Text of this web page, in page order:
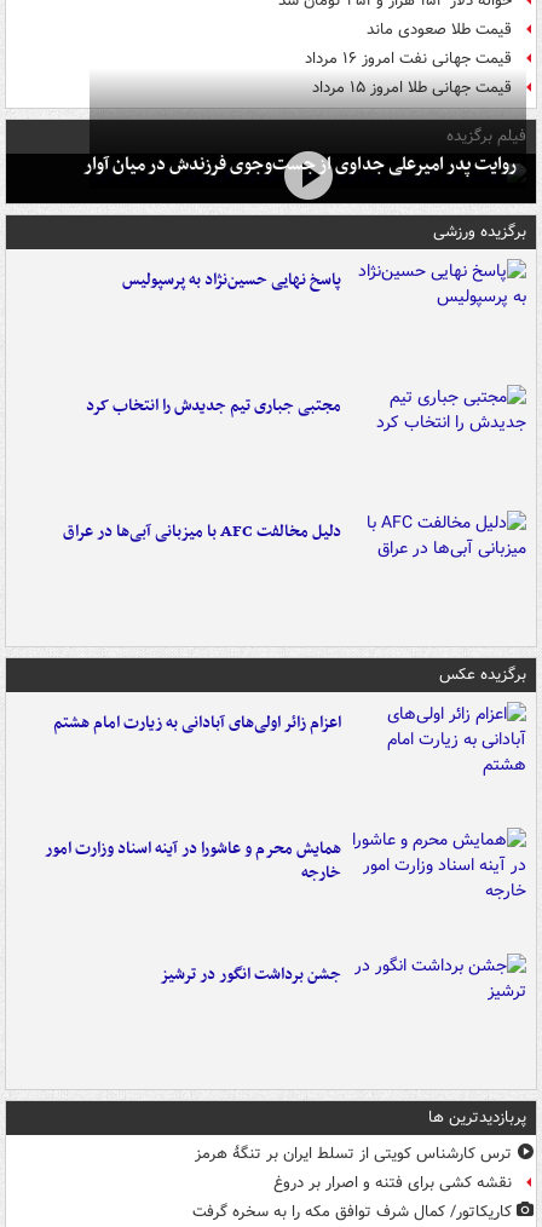
قیمت طلا صعودی ماند
قیمت جهانی نفت امروز ۱۶ مرداد
قیمت جهانی طلا امروز ۱۵ مرداد
فیلم برگزیده
روایت پدر امیرعلی جداوی از جست‌وجوی فرزندش در میان آوار
برگزیده ورزشی
پاسخ نهایی حسین‌نژاد به پرسپولیس
مجتبی جباری تیم جدیدش را انتخاب کرد
دلیل مخالفت AFC با میزبانی آبی‌ها در عراق
برگزیده عکس
اعزام زائر اولی‌های آبادانی به زیارت امام هشتم
همایش محرم و عاشورا در آینه اسناد وزارت امور
خارجه
جشن برداشت انگور در ترشیز
پربازدیدترین ها
ترس کارشناس کویتی از تسلط ایران بر تنگۀ هرمز
نقشه کشی برای فتنه و اصرار بر دروغ
کاریکاتور/ کمال شرف توافق مکه را به سخره گرفت